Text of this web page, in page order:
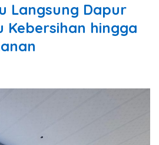
Langsung Dapur
Kebersihan hingga